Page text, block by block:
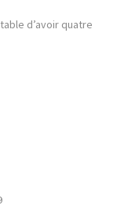
d’avoir quatre